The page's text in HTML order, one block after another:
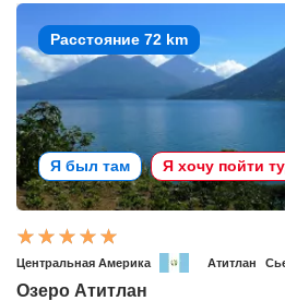
Расстояние 72 km
Я был там Я хочу пойти
Центральная Америка Атитлан
Озеро Атитлан